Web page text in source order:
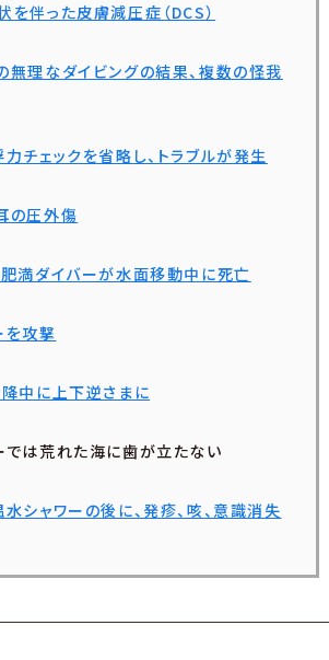
伴った皮膚減圧症（DCS）
無理なダイビングの結果、複数の怪我
チェックを省略し、トラブルが発生
の圧外傷
満ダイバーが水面移動中に死亡
を攻撃
中に上下逆さまに
では荒れた海に歯が立たない
シャワーの後に、発疹、咳、意識消失